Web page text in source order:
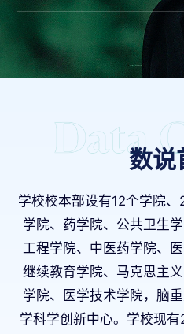
数说
学校校本部设有12个学院
学院、药学院、公共卫生
工程学院、中医药学院、
继续教育学院、马克思主
学院、医学技术学院，脑
学科学创新中心。学校现